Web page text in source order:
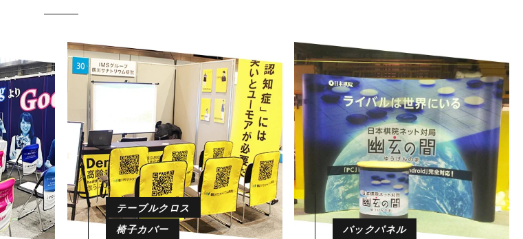
テーブルクロス
椅子カバー
バックパネル